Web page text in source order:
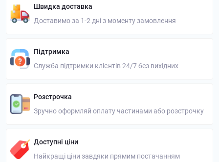
Швидка доставка
Доставимо за 1-2 дні з моменту замовлення
Підтримка
Служба підтримки клієнтів 24/7 без вихідних
Розстрочка
Зручно оформляй оплату частинами або розстрочку
Доступні ціни
Найкращі ціни завдяки прямим постачанням